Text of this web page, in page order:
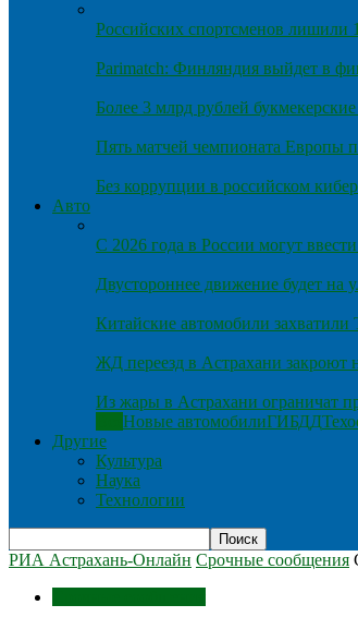
Российских спортсменов лишили
Parimatch: Финляндия выйдет в
Более 3 млрд рублей
Пять матчей чемпионата Европы
Без коррупции в российском
Авто
С 2026 года в России могут
Двустороннее движение будет на
Китайские автомобили
ЖД переезд в Астрахани закроют
Из жары в Астрахани ограничат
Новые автомобилиГИБДД
Другие
Культура
Наука
Технологии
РИА Астрахань-Онлайн Срочные сообщения